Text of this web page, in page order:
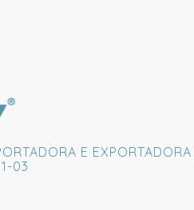
E EXPORTADORA
03